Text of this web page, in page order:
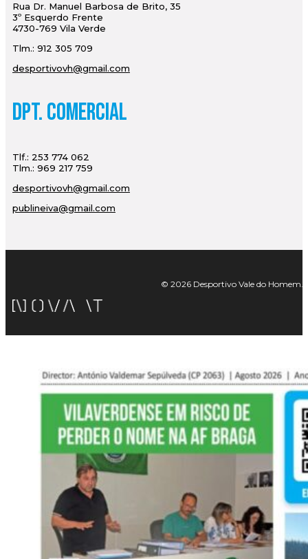
Rua Dr. Manuel Barbosa de Brito, 35
3º Esquerdo Frente
4730-769 Vila Verde
Tlm.: 912 305 709
desportivovh@gmail.com
Dpt. Comercial
Tlf.: 253 774 062
Tlm.: 969 217 759
desportivovh@gmail.com
publineiva@gmail.com
© 2026 Desportivo Vale do Homem.